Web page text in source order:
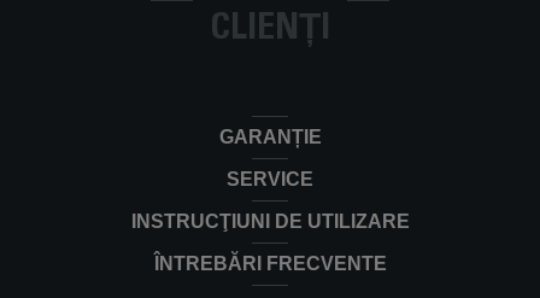
CLIENȚI
GARANȚIE
SERVICE
INSTRUCŢIUNI DE UTILIZARE
ÎNTREBĂRI FRECVENTE